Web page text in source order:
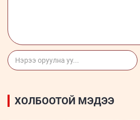
ХОЛБООТОЙ МЭДЭЭ